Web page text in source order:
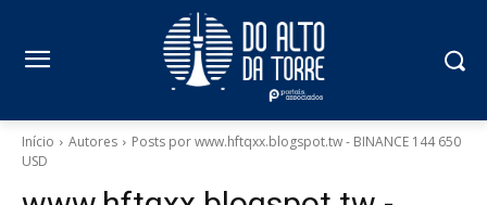
Início Autores
Posts por www.hftqxx.blogspot.tw - BINANCE 144 650
USD